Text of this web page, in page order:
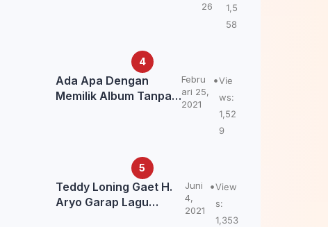
26
1,5
58
Ada Apa Dengan
Memilik Album Tanpa
Febru
ari 25,
2021
Vie
ws:
1,52
9
Teddy Loning Gaet H.
Aryo Garap Lagu
Juni
4,
2021
View
s:
1,353